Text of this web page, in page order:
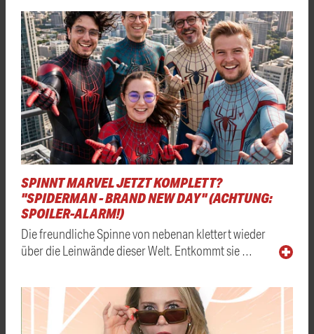
SPINNT MARVEL JETZT KOMPLETT?
"SPIDERMAN - BRAND NEW DAY" (ACHTUNG:
SPOILER-ALARM!)
Die freundliche Spinne von nebenan klettert wieder
über die Leinwände dieser Welt. Entkommt sie …